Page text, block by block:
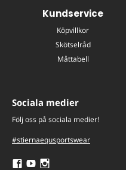
Kundservice
Köpvillkor
Skötselråd
Måttabell
Sociala medier
Följ oss på sociala medier!
#stiernaequsportswear
Följ Följ